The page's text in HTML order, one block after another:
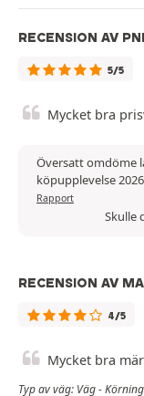
RECENSION AV
5/5
Mycket bra
Översatt omdöme
köpupplevelse
Rapport
Skulle
RECENSION AV
4/5
Mycket bra
Typ av väg: Väg -